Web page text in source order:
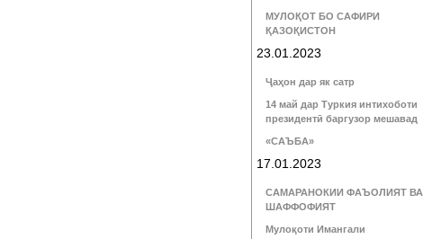
МУЛОҚОТ БО САФИРИ
ҚАЗОҚИСТОН
23.01.2023
Ҷаҳон дар як сатр
14 май дар Туркия интихоботи
президентӣ баргузор мешавад
«САЪБА»
17.01.2023
САМАРАНОКИИ ФАЪОЛИЯТ ВА
ШАФФОФИЯТ
Мулоқоти Имангали